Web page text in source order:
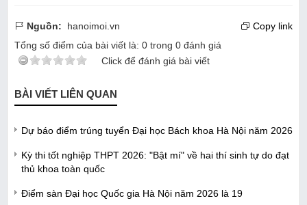
Nguồn: hanoimoi.vn
Copy link
Tổng số điểm của bài viết là: 0 trong 0 đánh giá
Click để đánh giá bài viết
BÀI VIẾT LIÊN QUAN
Dự báo điểm trúng tuyển Đại học Bách khoa Hà Nội năm 2026
Kỳ thi tốt nghiệp THPT 2026: "Bật mí" về hai thí sinh tự do đạt
thủ khoa toàn quốc
Điểm sàn Đại học Quốc gia Hà Nội năm 2026 là 19